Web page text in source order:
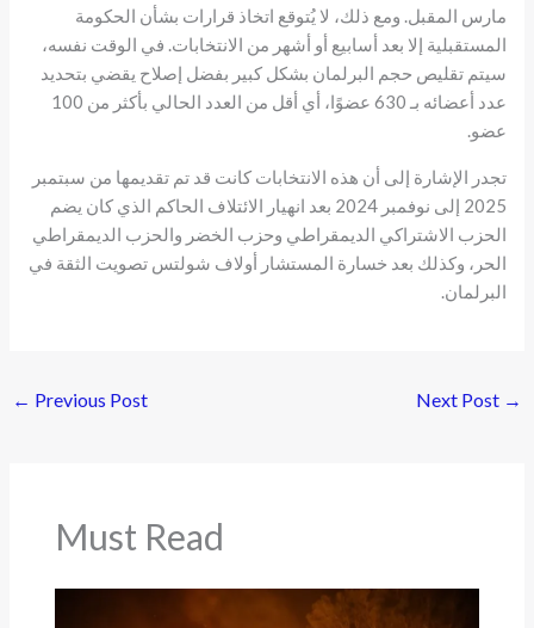
مارس المقبل. ومع ذلك، لا يُتوقع اتخاذ قرارات بشأن الحكومة
المستقبلية إلا بعد أسابيع أو أشهر من الانتخابات. في الوقت نفسه،
سيتم تقليص حجم البرلمان بشكل كبير بفضل إصلاح يقضي بتحديد
عدد أعضائه بـ 630 عضوًا، أي أقل من العدد الحالي بأكثر من 100
عضو.
تجدر الإشارة إلى أن هذه الانتخابات كانت قد تم تقديمها من سبتمبر
2025 إلى نوفمبر 2024 بعد انهيار الائتلاف الحاكم الذي كان يضم
الحزب الاشتراكي الديمقراطي وحزب الخضر والحزب الديمقراطي
الحر، وكذلك بعد خسارة المستشار أولاف شولتس تصويت الثقة في
البرلمان.
← Previous Post Next Post →
Must Read